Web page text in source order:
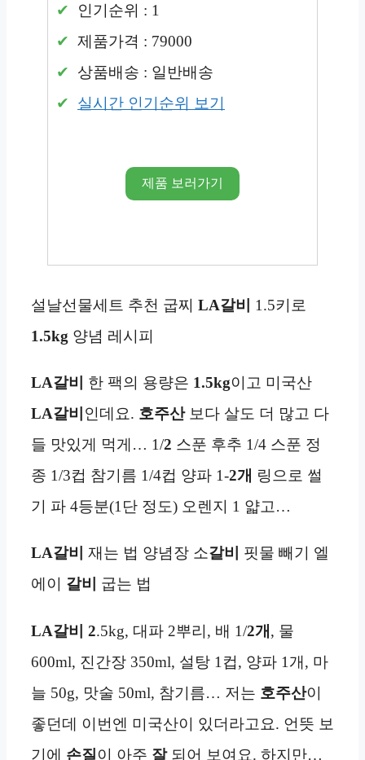
인기순위 : 1
제품가격 : 79000
상품배송 : 일반배송
실시간 인기순위 보기
제품 보러가기
설날선물세트 추천 굽찌 LA갈비
1.5키로
1.5kg 양념 레시피
LA갈비 한 팩의 용량은 1.5kg이고 미국산
LA갈비 인데요. 호주산보다 살도 더 많고 다
들 맛있게 먹게… 1/2 스푼 후추 1/4 스푼 정
종 1/3컵 참기름 1/4컵 양파 1-2개 링으로 썰
기 파 4등분(1단 정도) 오렌지 1 얇고…
LA갈비 재는 법 양념장 소갈비
핏물 빼기 엘
에이 갈비 굽는 법
LA갈비 2.5kg, 대파 2뿌리, 배 1/2개 , 물
600ml, 진간장 350ml, 설탕 1컵, 양파 1개, 마
늘 50g, 맛술 50ml, 참기름… 저는 호주산이
좋던데 이번엔 미국산이 있더라고요. 언뜻 보
기에 손질 이 아주 잘되어 보여요. 하지만…